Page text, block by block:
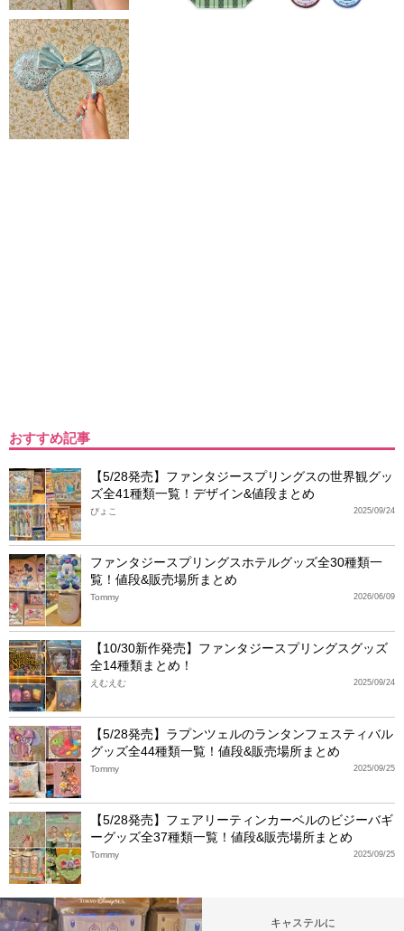
おすすめ記事
【5/28発売】ファンタジースプリングスの世界観グッ
ズ全41種類一覧！デザイン&値段まとめ
2025/09/24
ぴょこ
ファンタジースプリングスホテルグッズ全30種類一
覧！値段&販売場所まとめ
2026/06/09
Tommy
【10/30新作発売】ファンタジースプリングスグッズ
全14種類まとめ！
2025/09/24
えむえむ
【5/28発売】ラプンツェルのランタンフェスティバル
グッズ全44種類一覧！値段&販売場所まとめ
2025/09/25
Tommy
【5/28発売】フェアリーティンカーベルのビジーバギ
ーグッズ全37種類一覧！値段&販売場所まとめ
2025/09/25
Tommy
キャステルに